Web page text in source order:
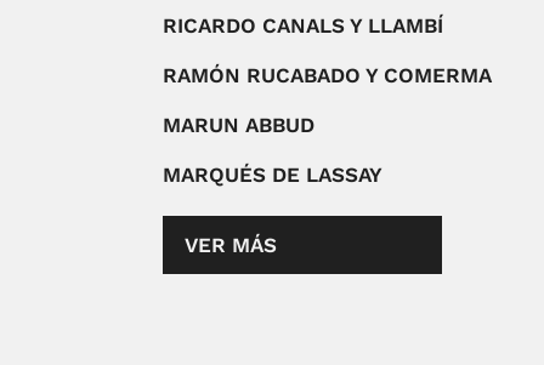
RICARDO CANALS Y LLAMBÍ
RAMÓN RUCABADO Y COMERMA
MARUN ABBUD
MARQUÉS DE LASSAY
VER MÁS